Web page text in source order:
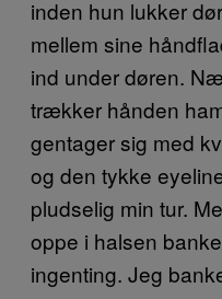
inden hun lukker
mellem sine
ind under døren.
trækker hånden
gentager sig med
og den tykke
pludselig min tur.
oppe i halsen
ingenting. Jeg